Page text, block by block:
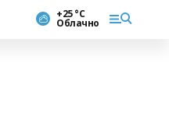
+25 °С
Облачно